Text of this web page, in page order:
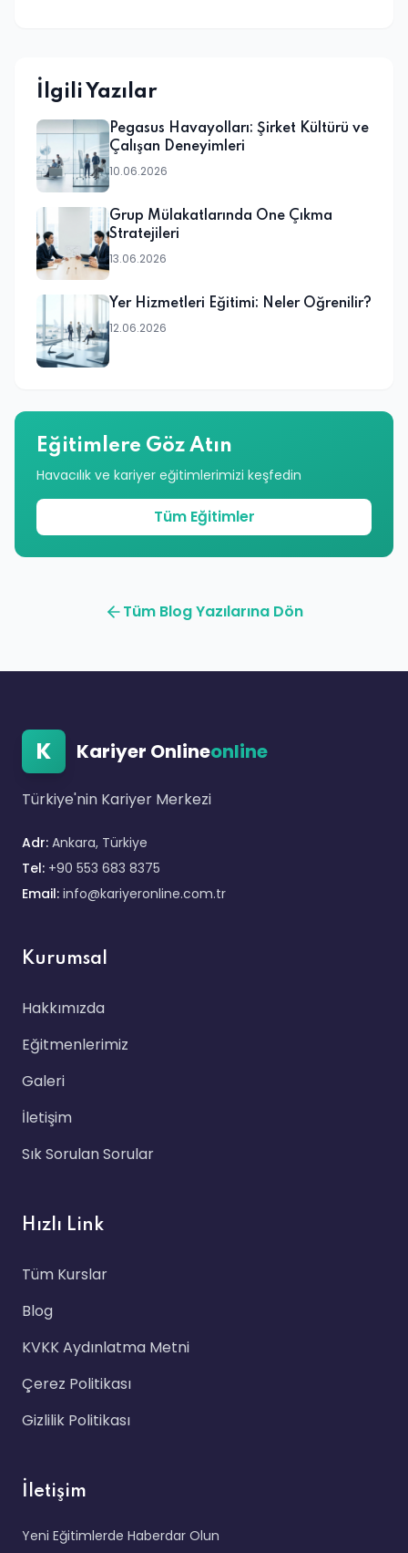
İlgili Yazılar
Pegasus Havayolları: Şirket Kültürü ve
Çalışan Deneyimleri
10.06.2026
Grup Mülakatlarında Öne Çıkma
Stratejileri
13.06.2026
Yer Hizmetleri Eğitimi: Neler Öğrenilir?
12.06.2026
Eğitimlere Göz Atın
Havacılık ve kariyer eğitimlerimizi keşfedin
Tüm Eğitimler
Tüm Blog Yazılarına Dön
K Kariyer Onlineonline
Türkiye'nin Kariyer Merkezi
Adr: Ankara, Türkiye
Tel: +90 553 683 8375
Email: info@kariyeronline.com.tr
Kurumsal
Hakkımızda
Eğitmenlerimiz
Galeri
İletişim
Sık Sorulan Sorular
Hızlı Link
Tüm Kurslar
Blog
KVKK Aydınlatma Metni
Çerez Politikası
Gizlilik Politikası
İletişim
Yeni Eğitimlerde Haberdar Olun